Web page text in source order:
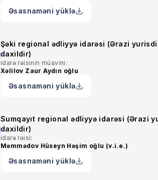
Əsasnaməni yüklə
Şəki regional ədliyyə idarəsi (Ərazi
daxildir)
idarə rəisinin müavini:
Xəlilov Zaur Aydın oğlu
Əsasnaməni yüklə
Sumqayıt regional ədliyyə idarəsi (Ərazi
daxildir)
idarə rəisi:
Məmmədov Hüseyn Həşim oğlu (v.i.e.)
Əsasnaməni yüklə